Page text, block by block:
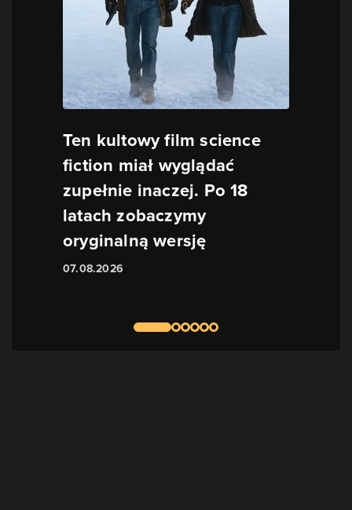
Ten kultowy film science
fiction miał wyglądać
zupełnie inaczej. Po 18
latach zobaczymy
oryginalną wersję
07.08.2026